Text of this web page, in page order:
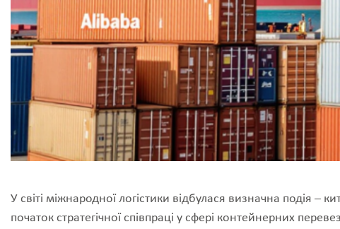
У світі міжнародної логістики відбулася визначна подія –
початок стратегічної співпраці у сфері контейнерних